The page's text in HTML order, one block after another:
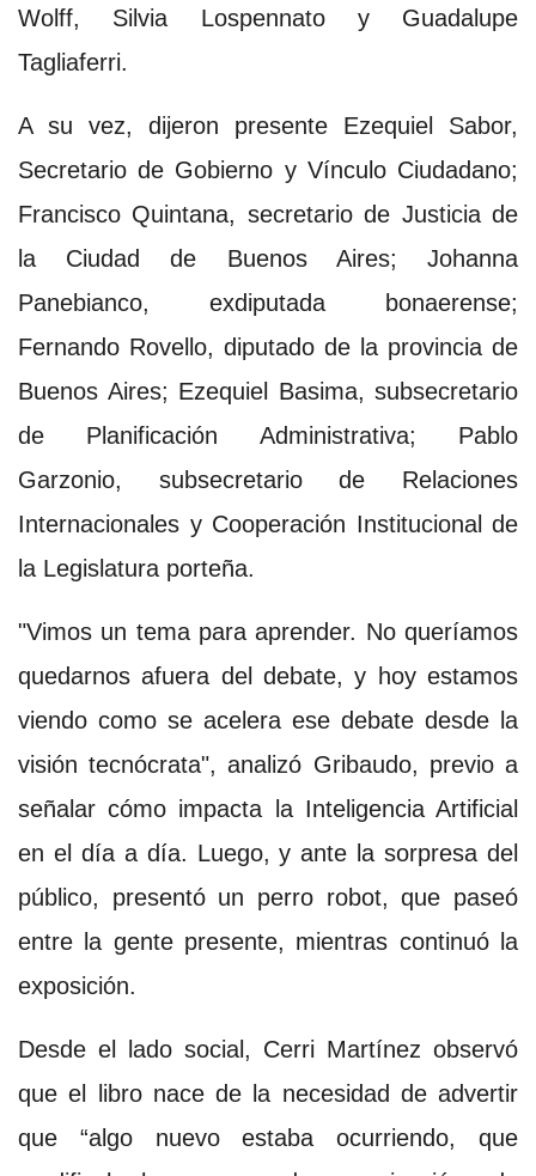
Wolff, Silvia Lospennato y Guadalupe
Tagliaferri.
A su vez, dijeron presente Ezequiel Sabor,
Secretario de Gobierno y Vínculo Ciudadano;
Francisco Quintana, secretario de Justicia de
la Ciudad de Buenos Aires; Johanna
Panebianco, exdiputada bonaerense;
Fernando Rovello, diputado de la provincia de
Buenos Aires; Ezequiel Basima, subsecretario
de Planificación Administrativa; Pablo
Garzonio, subsecretario de Relaciones
Internacionales y Cooperación Institucional de
la Legislatura porteña.
"Vimos un tema para aprender. No queríamos
quedarnos afuera del debate, y hoy estamos
viendo como se acelera ese debate desde la
visión tecnócrata", analizó Gribaudo, previo a
señalar cómo impacta la Inteligencia Artificial
en el día a día. Luego, y ante la sorpresa del
público, presentó un perro robot, que paseó
entre la gente presente, mientras continuó la
exposición.
Desde el lado social, Cerri Martínez observó
que el libro nace de la necesidad de advertir
que “algo nuevo estaba ocurriendo, que